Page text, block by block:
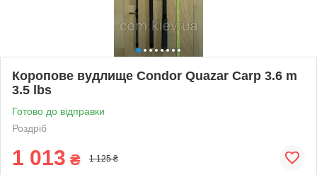
Коропове вудлище Condor Quazar Carp 3.6 m
3.5 lbs
Готово до відправки
Роздріб
1 013 ₴ 1 125 ₴